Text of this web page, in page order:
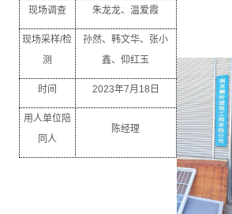
现场调查 朱龙龙、温爱霞
现场采样/检
测
孙然、韩文华、张小
鑫、仰红玉
时间 2023年7月 18 日
用人单位陪
同人
陈经理